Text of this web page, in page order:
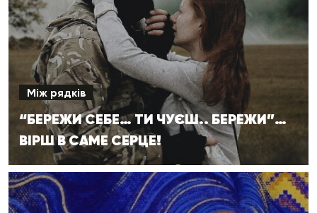
Між рядків
“БЕРЕЖИ СЕБЕ… ТИ ЧУЄШ.. БЕРЕЖИ”…
ВІРШ В САМЕ СЕРЦЕ!